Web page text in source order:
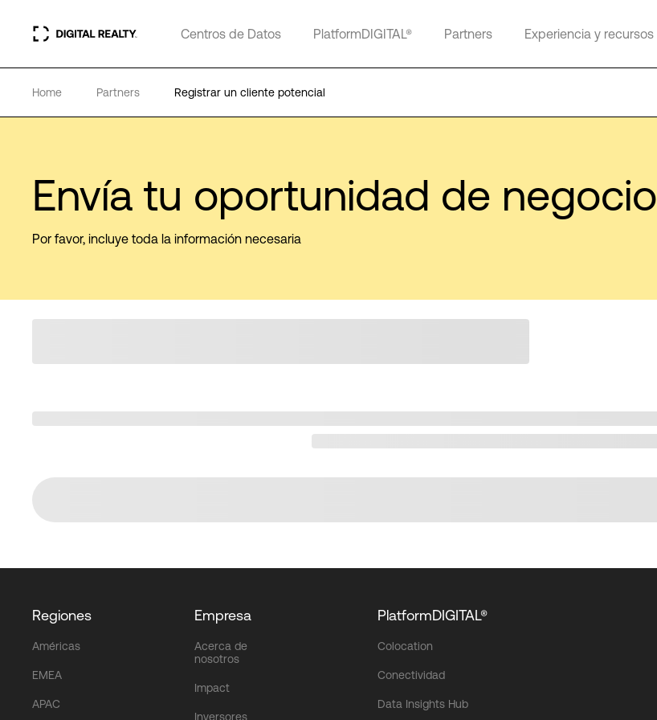
Centros de Datos PlatformDIGITAL® Partners Experiencia y recursos
Home Partners Registrar un cliente potencial
Envía tu oportunidad de negocio
Por favor, incluye toda la información necesaria
Regiones
Américas
EMEA
APAC
Empresa
Acerca de
nosotros
Impact
Inversores
PlatformDIGITAL®
Colocation
Conectividad
Data Insights Hub